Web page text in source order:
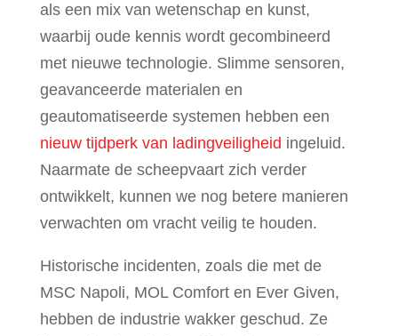
als een mix van wetenschap en kunst,
waarbij oude kennis wordt gecombineerd
met nieuwe technologie. Slimme sensoren,
geavanceerde materialen en
geautomatiseerde systemen hebben een
nieuw tijdperk van ladingveiligheid ingeluid.
Naarmate de scheepvaart zich verder
ontwikkelt, kunnen we nog betere manieren
verwachten om vracht veilig te houden.
Historische incidenten, zoals die met de
MSC Napoli, MOL Comfort en Ever Given,
hebben de industrie wakker geschud. Ze